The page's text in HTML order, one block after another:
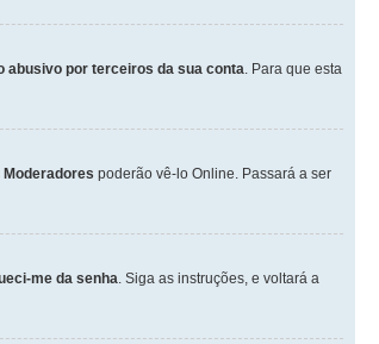
abusivo por terceiros da sua conta. Para que esta
Moderadores poderão vê-lo Online. Passará a ser
me da senha. Siga as instruções, e voltará a